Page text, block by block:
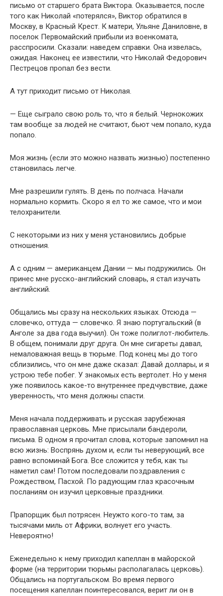
письмо от старшего брата Виктора. Оказывается, после
того как Николай «потерялся», Виктор обратился в
Москву, в Красный Крест. К матери, Ульяне Даниловне, в
поселок Первомайский прибыли из военкомата,
расспросили. Сказали: наведем справки. Она извелась,
ожидая. Наконец ее известили, что Николай Федорович
Пестрецов пропал без вести.
А тут приходит письмо от Николая.
— Еще сыграло свою роль то, что я белый. Чернокожих
там вообще за людей не считают, бьют чем попало, куда
попало.
Моя жизнь (если это можно назвать жизнью) постепенно
становилась легче.
Мне разрешили гулять. В день по полчаса. Начали
нормально кормить. Скоро я ел то же самое, что и мои
телохранители.
С некоторыми из них у меня установились добрые
отношения.
А с одним — американцем Дании — мы подружились. Он
принес мне русско-английский словарь, я стал изучать
английский.
Общались мы сразу на нескольких языках. Отсюда —
словечко, оттуда — словечко. Я знаю португальский (в
Анголе за два года выучил). Он тоже полиглот-любитель.
В общем, понимали друг друга. Он мне сигареты давал,
немаловажная вещь в тюрьме. Под конец мы до того
сблизились, что он мне даже сказал: Давай доллары, и я
устрою тебе побег. У знакомых есть вертолет. Но у меня
уже появилось какое-то внутреннее предчувствие, даже
уверенность, что меня должны спасти.
Меня начала поддерживать и русская зарубежная
православная церковь. Мне присылали бандероли,
письма. В одном я прочитал слова, которые запомнил на
всю жизнь: Воспрянь духом и, если ты неверующий, все
равно вспоминай Бога. Все сложится у тебя, как ты
наметил сам! Потом последовали поздравления с
Рождеством, Пасхой. По радующим глаз красочным
посланиям он изучил церковные праздники.
Прапорщик был потрясен. Неужто кого-то там, за
тысячами миль от Африки, волнует его участь.
Невероятно!
Еженедельно к нему приходил капеллан в майорской
форме (на территории тюрьмы располагалась церковь).
Общались на португальском. Во время первого
посещения капеллан поинтересовался, верит ли он в